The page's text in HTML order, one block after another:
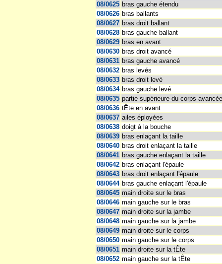
08/0625 bras gauche étendu
08/0626 bras ballants
08/0627 bras droit ballant
08/0628 bras gauche ballant
08/0629 bras en avant
08/0630 bras droit avancé
08/0631 bras gauche avancé
08/0632 bras levés
08/0633 bras droit levé
08/0634 bras gauche levé
08/0635 partie supérieure du corps avancée
08/0636 tÊte en avant
08/0637 ailes éployées
08/0638 doigt à la bouche
08/0639 bras enlaçant la taille
08/0640 bras droit enlaçant la taille
08/0641 bras gauche enlaçant la taille
08/0642 bras enlaçant l'épaule
08/0643 bras droit enlaçant l'épaule
08/0644 bras gauche enlaçant l'épaule
08/0645 main droite sur le bras
08/0646 main gauche sur le bras
08/0647 main droite sur la jambe
08/0648 main gauche sur la jambe
08/0649 main droite sur le corps
08/0650 main gauche sur le corps
08/0651 main droite sur la tÊte
08/0652 main gauche sur la tÊte